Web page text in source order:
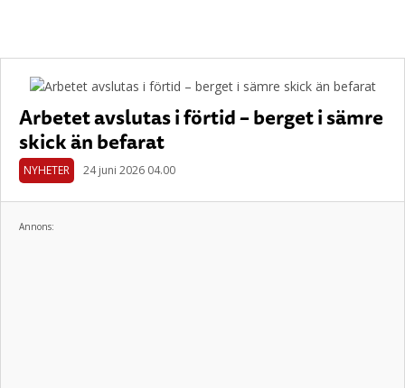
Arbetet avslutas i förtid – berget i sämre
skick än befarat
NYHETER 24 juni 2026 04.00
Annons: